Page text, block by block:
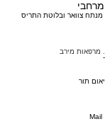
מנתח צוואר ובלוטת התריס
תור
Mail